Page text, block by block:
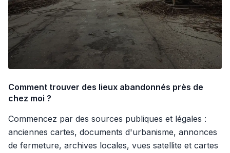
Comment trouver des lieux abandonnés près de
chez moi ?
Commencez par des sources publiques et légales :
anciennes cartes, documents d'urbanisme, annonces
de fermeture, archives locales, vues satellite et cartes